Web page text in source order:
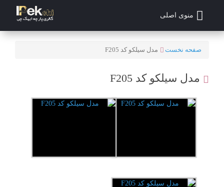
منوی اصلی
صفحه نخست مدل سیلکو کد F205
مدل سیلکو کد F205